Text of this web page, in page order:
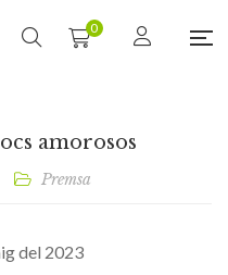
0
amorosos
Premsa
del 2023